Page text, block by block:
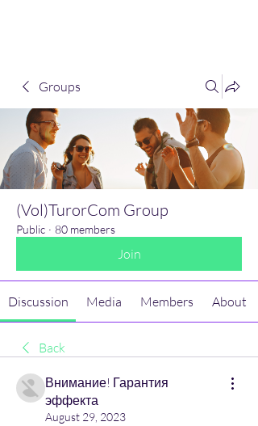
Groups
(Vol)TurorCom Group
Public · 80 members
Join
Discussion Media Members About
Back
Внимание! Гарантия
эффекта
August 29, 2023